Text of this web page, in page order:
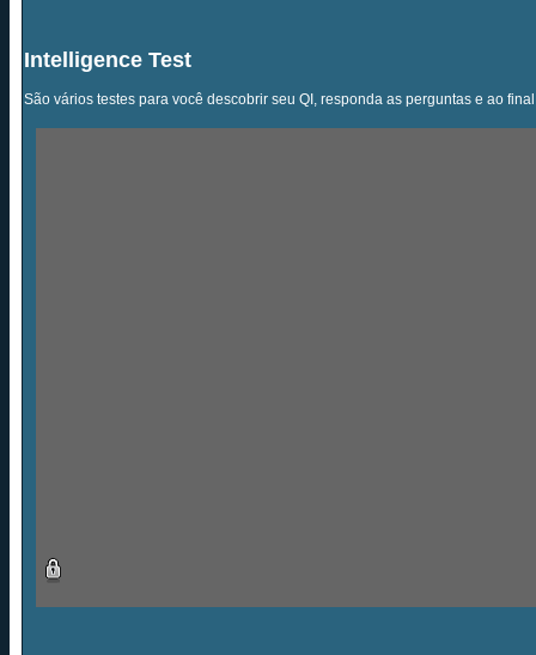
Intelligence Test
São vários testes para você descobrir seu QI, responda as perguntas e ao